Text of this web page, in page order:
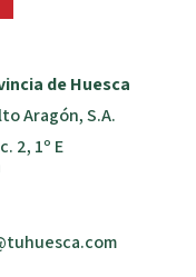
de Huesca
Aragón, S.A.
2, 1º E